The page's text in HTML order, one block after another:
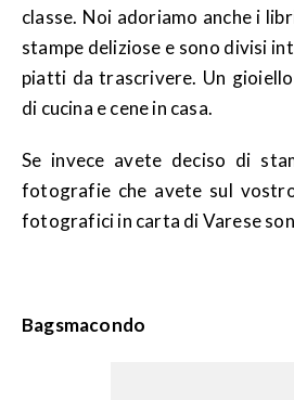
classe. Noi adoriamo anche i
stampe deliziose e sono divisi
piatti da trascrivere. Un
di cucina e cene in casa.
Se invece avete deciso di
fotografie che avete sul
fotografici in carta di Varese
Bagsmacondo